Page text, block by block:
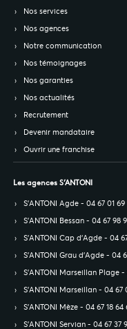
Nos services
Nos agences
Notre communication
Nos témoignages
Nos garanties
Nos actualités
Recrutement
Devenir mandataire
Ouvrir une franchise
Les agences S’ANTONI
S’ANTONI Agde - 04 67 01 69
S’ANTONI Bessan - 04 67 98
S’ANTONI Cap d'Agde - 04
S’ANTONI Grau d'Agde - 04
S’ANTONI Marseillan Plage -
S’ANTONI Marseillan - 04 67
S’ANTONI Mèze - 04 67 18 64
S’ANTONI Servian - 04 67 37